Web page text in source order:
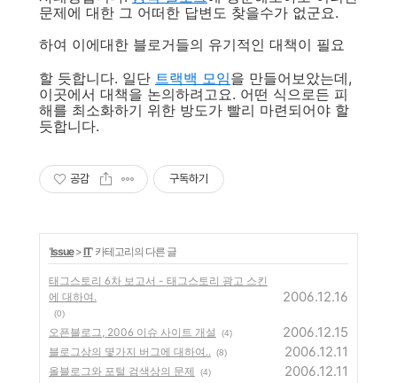
문제에 대한 그 어떠한 답변도 찾을수가 없군요.
하여 이에대한 블로거들의 유기적인 대책이 필요
할 듯합니다. 일단 트랙백 모임을 만들어보았는데,
이곳에서 대책을 논의하려고요. 어떤 식으로든 피
해를 최소화하기 위한 방도가 빨리 마련되어야 할
듯합니다.
공감 구독하기
'Issue>IT' 카테고리의 다른 글
태그스토리 6차 보고서 - 태그스토리 광고 스킨
에 대하여.
(0)
2006.12.16
오픈블로그, 2006 이슈 사이트 개설 (4) 2006.12.15
블로그상의 몇가지 버그에 대하여.. (8) 2006.12.11
올블로그와 포털 검색상의 문제 (4) 2006.12.11